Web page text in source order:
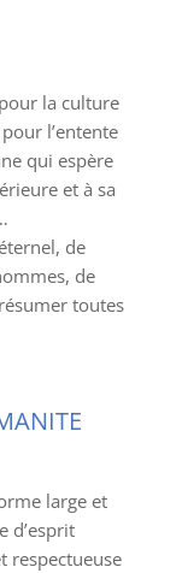
la culture
l’entente
qui espère
et à sa
de
de
toutes
large et
d’esprit
respectueuse